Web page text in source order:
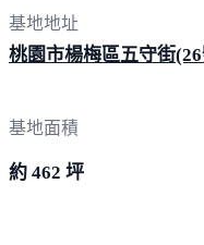
基地地址
桃園市楊梅區五守街
基地面積
約 462 坪